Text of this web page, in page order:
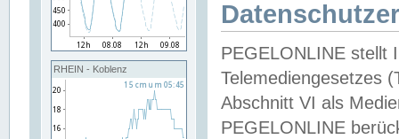
RHEIN - Koblenz
PEGELONLINE stellt
Telemediengesetzes
Abschnitt VI als
PEGELONLINE